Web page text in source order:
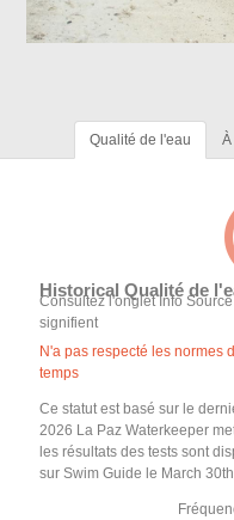
Qualité de l'eau
Historical Qualité de
Consultez l'onglet Info
signifient
N'a pas respecté les normes
temps
Ce statut est basé sur le
2026 La Paz Waterkeeper
les résultats des tests sont
sur Swim Guide le March